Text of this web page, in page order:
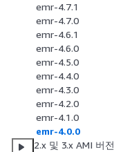
emr-4.7.1
emr-4.7.0
emr-4.6.1
emr-4.6.0
emr-4.5.0
emr-4.4.0
emr-4.3.0
emr-4.2.0
emr-4.1.0
emr-4.0.0
2.x 및 3.x AMI 버전